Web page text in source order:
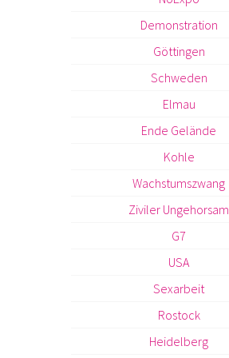
Demonstration
Göttingen
Schweden
Elmau
Ende Gelände
Kohle
Wachstumszwang
Ziviler Ungehorsam
G7
USA
Sexarbeit
Rostock
Heidelberg